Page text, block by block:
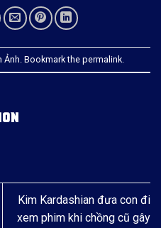
Ảnh . Bookmark the permalink.
Kim Kardashian đưa con đi
xem phim khi chồng cũ gây